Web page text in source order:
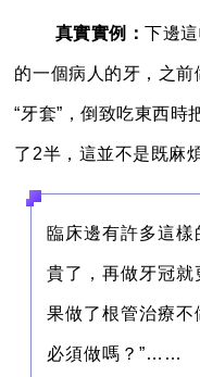
真實實例：下邊
的一個病人的牙，之前
“牙套”，倒致吃東西時
了2半，這並不是既麻
臨床邊有許多這
貴了，再做牙冠就
果做了根管治療
必須做嗎？”……